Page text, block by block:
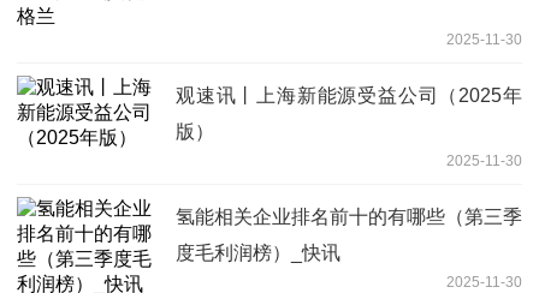
2025-11-30
观速讯丨上海新能源受益公司（2025年
版）
2025-11-30
氢能相关企业排名前十的有哪些（第三季
度毛利润榜）_快讯
2025-11-30